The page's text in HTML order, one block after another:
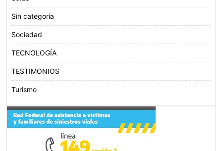
Sin categoría
Sociedad
TECNOLOGÍA
TESTIMONIOS
Turismo